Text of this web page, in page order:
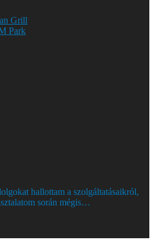
Grill
Park
hallottam a szolgáltatásaikról,
során mégis…